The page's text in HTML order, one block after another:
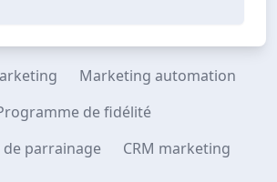
Marketing automation
de fidélité
parrainage
CRM marketing